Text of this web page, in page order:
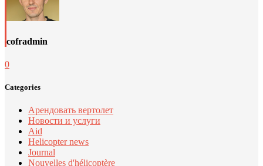
cofradmin
0
Categories
Арендовать вертолет
Новости и услуги
Aid
Helicopter news
Journal
Nouvelles d'hélicoptère